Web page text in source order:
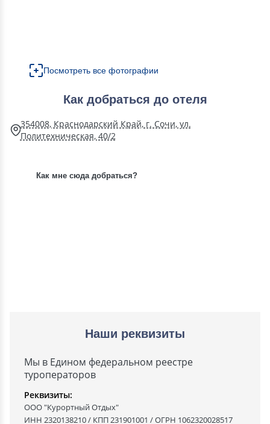
Посмотреть все фотографии
Как добраться до отеля
354008, Краснодарский Край, г. Сочи, ул.
Политехническая, 40/2
Как мне сюда добраться?
Наши реквизиты
Мы в Едином федеральном реестре
туроператоров
Реквизиты:
ООО "Курортный Отдых"
ИНН 2320138210 / КПП 231901001 / ОГРН 1062320028517